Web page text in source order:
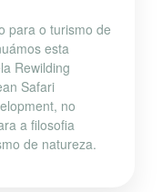
para o turismo de
esta
Rewilding
Safari
no
a filosofia
de natureza.